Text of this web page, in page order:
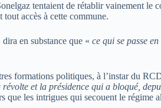
tentaient de rétablir vainement
accès à cette commune.
en substance que « ce qui se passe
formations politiques, à l’instar du
et la présidence qui a bloqué,
que les intrigues qui secouent le